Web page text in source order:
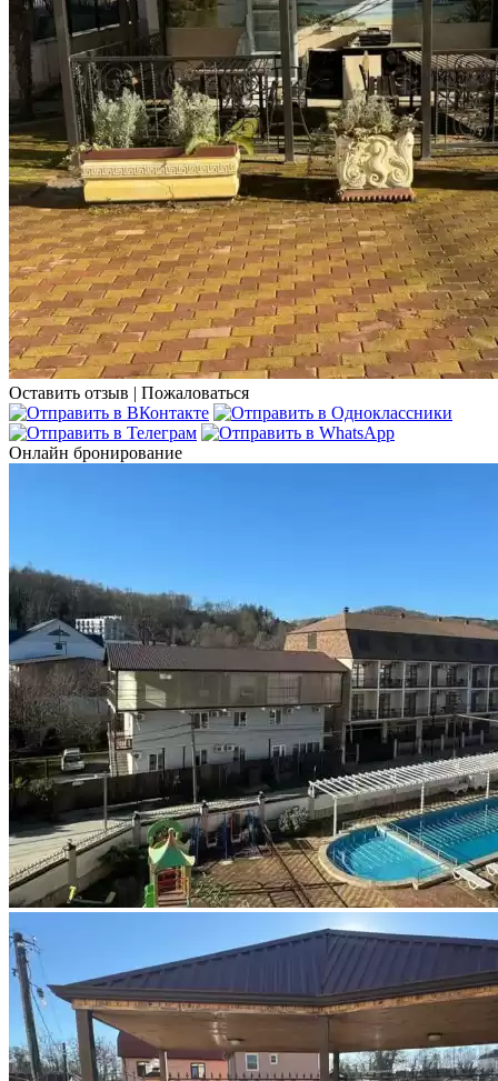
Оставить отзыв | Пожаловаться
Онлайн бронирование